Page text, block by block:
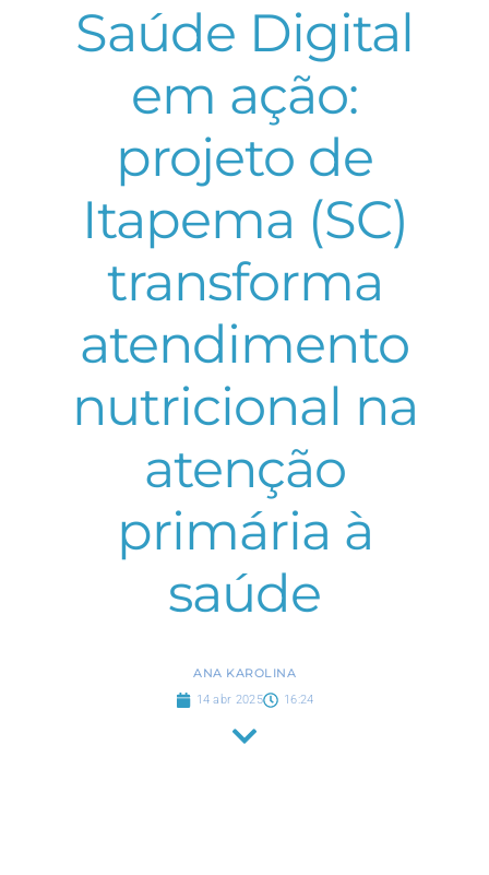
Saúde Digital
em ação:
projeto de
Itapema (SC)
transforma
atendimento
nutricional na
atenção
primária à
saúde
ANA KAROLINA
14 abr 2025 16:24